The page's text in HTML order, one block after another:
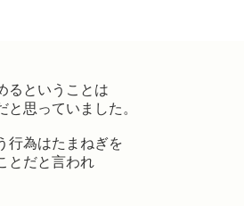
るということは
思っていました。
行為はたまねぎを
とだと言われ